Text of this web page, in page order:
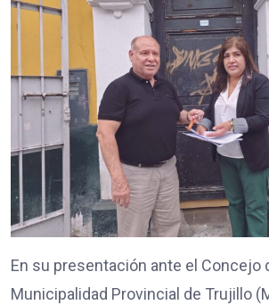
En su presentación ante el Concejo
Municipalidad Provincial de Trujillo